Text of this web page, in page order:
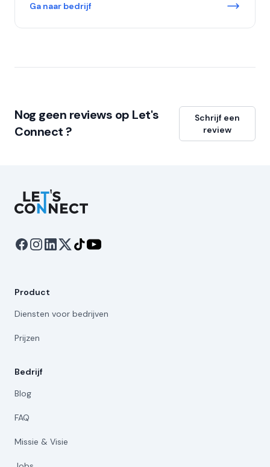
Ga naar bedrijf
Nog geen reviews op Let's
Connect ?
Schrijf een
review
Let's Connect
Product
Diensten voor bedrijven
Prijzen
Bedrijf
Blog
FAQ
Missie & Visie